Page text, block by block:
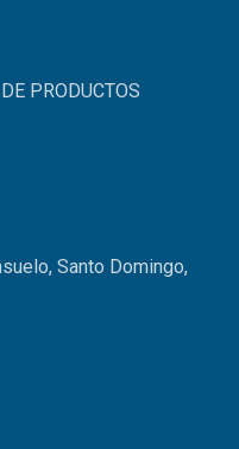
PRODUCTOS
Santo Domingo,